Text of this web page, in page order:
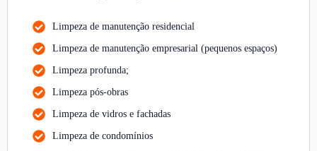
Limpeza de manutenção residencial
Limpeza de manutenção empresarial (pequenos espaços)
Limpeza profunda;
Limpeza pós-obras
Limpeza de vidros e fachadas
Limpeza de condomínios